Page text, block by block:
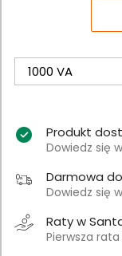
1000 VA
Produkt
Dowiedz się
Darmowa
Dowiedz się
Raty w
Pierwsza